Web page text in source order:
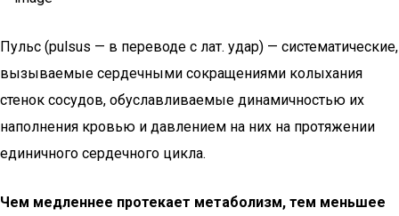
Пульс (pulsus — в переводе с лат. удар) — систематические,
вызываемые сердечными сокращениями колыхания
стенок сосудов, обуславливаемые динамичностью их
наполнения кровью и давлением на них на протяжении
единичного сердечного цикла.
Чем медленнее протекает метаболизм, тем меньшее